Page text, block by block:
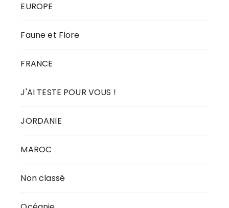
EUROPE
Faune et Flore
FRANCE
J'AI TESTE POUR VOUS !
JORDANIE
MAROC
Non classé